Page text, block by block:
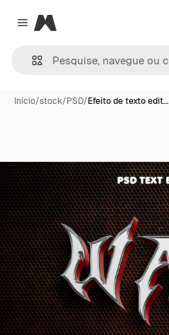
Close menu
Magnific
Início/stock/PSD/Efeito de texto edit…